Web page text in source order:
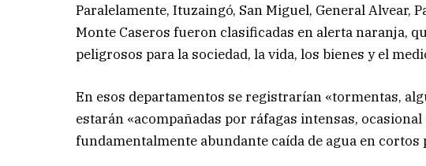
Paralelamente, Ituzaingó, San Miguel, General Alvear,
Monte Caseros fueron clasificadas en alerta naranja,
peligrosos para la sociedad, la vida, los bienes y el
En esos departamentos se registrarían «tormentas,
estarán «acompañadas por ráfagas intensas,
fundamentalmente abundante caída de agua en cortos